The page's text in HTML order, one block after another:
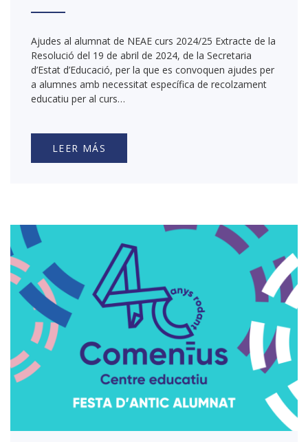
Ajudes al alumnat de NEAE curs 2024/25 Extracte de la
Resolució del 19 de abril de 2024, de la Secretaria
d’Estat d’Educació, per la que es convoquen ajudes per
a alumnes amb necessitat específica de recolzament
educatiu per al curs…
LEER MÁS